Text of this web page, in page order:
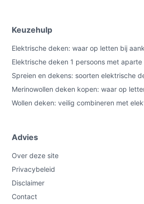
Keuzehulp
Elektrische deken: waar op letten bij
Elektrische deken 1 persoons met
Spreien en dekens: soorten elektrische
Merinowollen deken kopen: waar op
Wollen deken: veilig combineren met
Advies
Over deze site
Privacybeleid
Disclaimer
Contact